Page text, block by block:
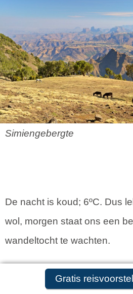
Gratis reisvoorstel
Simiengebergte
De nacht is koud; 6ºC. Dus
wol, morgen staat ons een
wandeltocht te wachten.
Om 6 uur opstaan en dat valt
Gratis